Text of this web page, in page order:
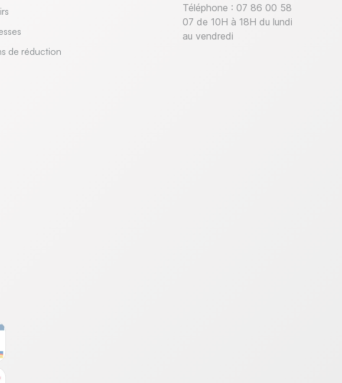
de réduction
Téléphone : 07 86 00 58
07 de 10H à 18H du lundi
au vendredi